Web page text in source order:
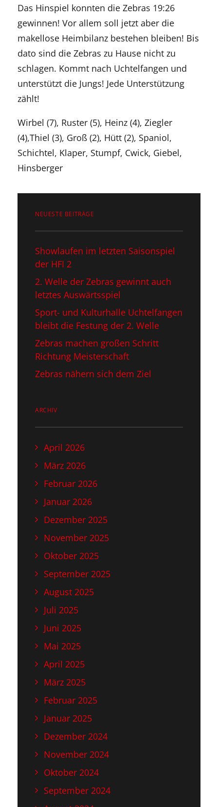
Das Hinspiel konnten die Zebras 19:26
gewinnen! Vor allem soll jetzt aber die
makellose Heimbilanz bestehen bleiben! Bis
dato sind die Zebras zu Hause nicht zu
schlagen. Kommt nach Uchtelfangen und
unterstützt die Jungs! Jede Unterstützung
zählt!
Wirbel (7), Ruster (5), Heinz (4), Ziegler
(4),Thiel (3), Groß (2), Hütt (2), Spaniol,
Schichtel, Klaper, Stumpf, Cwick, Giebel,
Hinsberger
NEUESTE BEITRÄGE
Showlaufen im letzten Saisonspiel​
der HFI 2
2. Welle der Zebras gewinnt auch
letztes Auswärtsspiel
Sport- und Kulturhalle Uchtelfangen
bleibt die Festung der 2. Welle
Zebras machen großen Schritt
Richtung Meisterschaft
Zebras nähern sich dem Ziel
ARCHIV
April 2026
März 2026
Februar 2026
Januar 2026
Dezember 2025
November 2025
Oktober 2025
September 2025
August 2025
Juli 2025
Juni 2025
Mai 2025
April 2025
März 2025
Februar 2025
Januar 2025
Dezember 2024
November 2024
Oktober 2024
September 2024